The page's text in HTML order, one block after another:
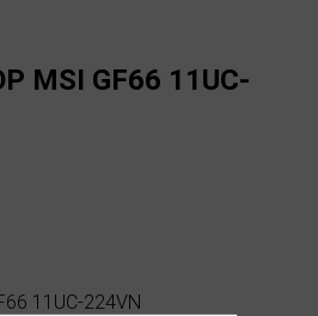
MSI GF66 11UC-
11UC-224VN